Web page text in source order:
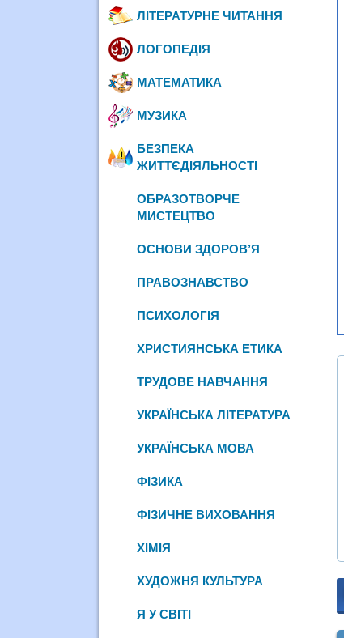
ЛІТЕРАТУРНЕ ЧИТАННЯ
ЛОГОПЕДІЯ
МАТЕМАТИКА
МУЗИКА
БЕЗПЕКА
ЖИТТЄДІЯЛЬНОСТІ
ОБРАЗОТВОРЧЕ
МИСТЕЦТВО
ОСНОВИ ЗДОРОВ’Я
ПРАВОЗНАВСТВО
ПСИХОЛОГІЯ
ХРИСТИЯНСЬКА ЕТИКА
ТРУДОВЕ НАВЧАННЯ
УКРАЇНСЬКА ЛІТЕРАТУРА
УКРАЇНСЬКА МОВА
ФІЗИКА
ФІЗИЧНЕ ВИХОВАННЯ
ХІМІЯ
ХУДОЖНЯ КУЛЬТУРА
Я У СВІТІ